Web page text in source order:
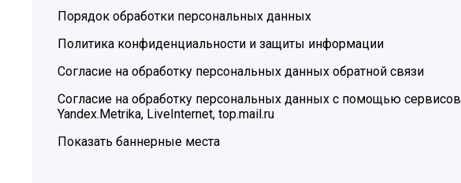
Порядок обработки персональных данных
Политика конфиденциальности и защиты информации
Согласие на обработку персональных данных обратной связи
Согласие на обработку персональных данных с помощью сервисов
Yandex.Metrika, LiveInternet, top.mail.ru
Показать баннерные места